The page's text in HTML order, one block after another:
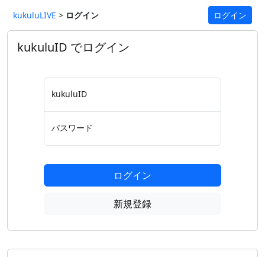
kukuluLIVE > ログイン ログイン
kukuluID でログイン
kukuluID
パスワード
ログイン
新規登録